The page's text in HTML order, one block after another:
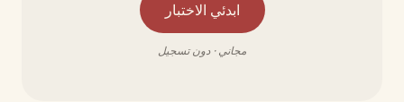
ابدئي الاختبار
مجاني · دون تسجيل